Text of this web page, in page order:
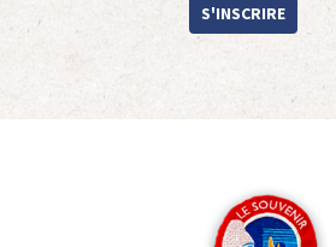
S'INSCRIRE